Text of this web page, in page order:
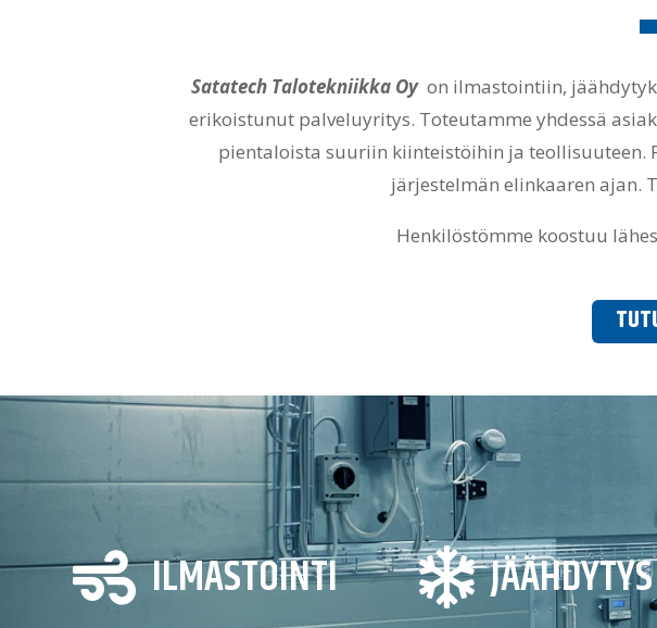
Satatech Talotekniikka Oy on ilmastointiin,
erikoistunut palveluyritys. Toteutamme yhdessä
pientaloista suuriin kiinteistöihin ja teollisuuteen.
järjestelmän elinkaaren ajan.
Henkilöstömme koostuu
 ILMASTOINTI  JÄÄHDYTYS